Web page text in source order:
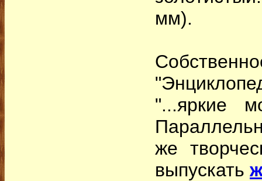
мм).
"...яркие
же
выпускать